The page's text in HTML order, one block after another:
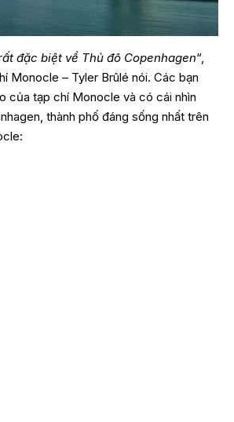
đặc biệt về Thủ đô Copenhagen“,
Monocle – Tyler Brûlé nói. Các bạn
của tạp chí Monocle và có cái nhìn
thành phố đáng sống nhất trên